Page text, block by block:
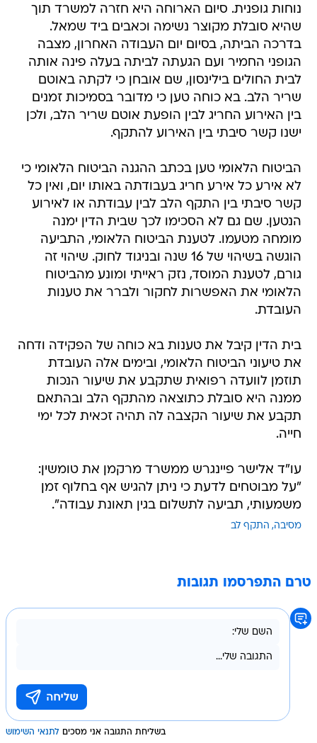
נוחות גופנית. סיום הארוחה היא חזרה למשרד תוך
שהיא סובלת מקוצר נשימה וכאבים ביד שמאל.
בדרכה הביתה, בסיום יום העבודה האחרון, מצבה
הגופני החמיר ועם הגעתה לביתה בעלה פינה אותה
לבית החולים בילינסון, שם אובחן כי לקתה באוטם
שריר הלב. בא כוחה טען כי מדובר בסמיכות זמנים
בין האירוע החריג לבין הופעת אוטם שריר הלב, ולכן
ישנו קשר סיבתי בין האירוע להתקף.
הביטוח הלאומי טען בכתב ההגנה הביטוח הלאומי כי
לא אירע כל אירע חריג בעבודתה באותו יום, ואין כל
קשר סיבתי בין התקף הלב לבין עבודתה או לאירוע
הנטען. שם גם לא הסכימו לכך שבית הדין ימנה
מומחה מטעמו. לטענת הביטוח הלאומי, התביעה
הוגשה בשיהוי של 16 שנה ובניגוד לחוק. שיהוי זה
גורם, לטענת המוסד, נזק ראייתי ומונע מהביטוח
הלאומי את האפשרות לחקור ולברר את טענות
העובדת.
בית הדין קיבל את טענות בא כוחה של הפקידה ודחה
את טיעוני הביטוח הלאומי, ובימים אלה העובדת
תוזמן לוועדה רפואית שתקבע את שיעור הנכות
ממנה היא סובלת כתוצאה מהתקף הלב ובהתאם
תקבע את שיעור הקצבה לה תהיה זכאית לכל ימי
חייה.
עו"ד אלישר פיינגרש ממשרד מרקמן את טומשין:
"על מבוטחים לדעת כי ניתן להגיש אף בחלוף זמן
משמעותי, תביעה לתשלום בגין תאונת עבודה".
מסיבה התקף לב
טרם התפרסמו תגובות
בשליחת התגובה אני מסכים לתנאי השימוש